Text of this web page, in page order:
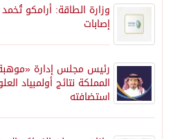
وزارة الطاقة: أرامكو
إصابات
رئيس مجلس إدارة
المملكة نتائج أولمبياد
استضافته